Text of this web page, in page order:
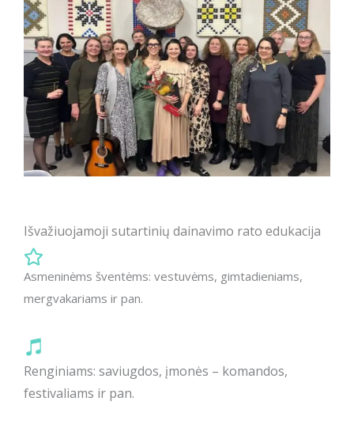
Išvažiuojamoji sutartinių dainavimo rato edukacija
Asmeninėms šventėms: vestuvėms, gimtadieniams,
mergvakariams ir pan.
Renginiams: saviugdos, įmonės – komandos,
festivaliams ir pan.